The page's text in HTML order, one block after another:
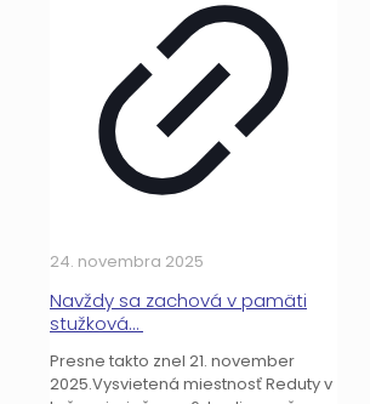
24. novembra 2025
Navždy sa zachová v pamäti
stužková…
Presne takto znel 21. november
2025.Vysvietená miestnosť Reduty v